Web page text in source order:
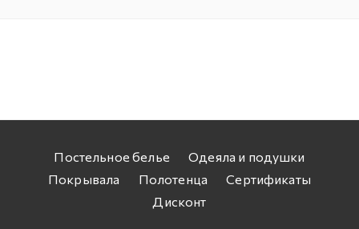
Постельное белье
Одеяла и подушки
Покрывала
Полотенца
Сертификаты
Дисконт